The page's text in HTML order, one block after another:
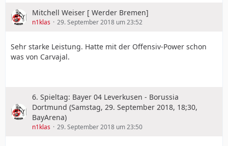
Mitchell Weiser [ Werder Bremen]
n1klas 29. September 2018 um 23:52
Sehr starke Leistung. Hatte mit der Offensiv-Power schon
was von Carvajal.
6. Spieltag: Bayer 04 Leverkusen - Borussia
Dortmund (Samstag, 29. September 2018, 18;30,
BayArena)
n1klas 29. September 2018 um 23:50